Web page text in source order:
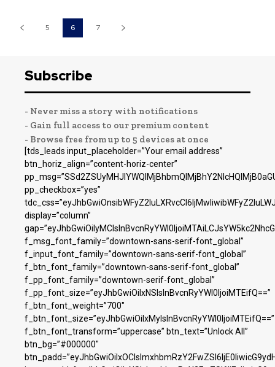
5 6 7
Subscribe
- Never miss a story with notifications
- Gain full access to our premium content
- Browse free from up to 5 devices at once
[tds_leads input_placeholder=”Your email address”
btn_horiz_align=”content-horiz-center”
pp_checkbox=”yes”
display=”column”
f_msg_font_family=”downtown-sans-serif-font_global”
f_input_font_family=”downtown-sans-serif-font_global”
f_btn_font_family=”downtown-sans-serif-font_global”
f_pp_font_family=”downtown-serif-font_global”
f_pp_font_size=”eyJhbGwiOiIxNSIsInBvcnRyYWl0IjoiMTEifQ==”
f_btn_font_weight=”700″
f_btn_font_size=”eyJhbGwiOiIxMyIsInBvcnRyYWl0IjoiMTEifQ==”
f_btn_font_transform=”uppercase” btn_text=”Unlock All”
btn_bg=”#000000″